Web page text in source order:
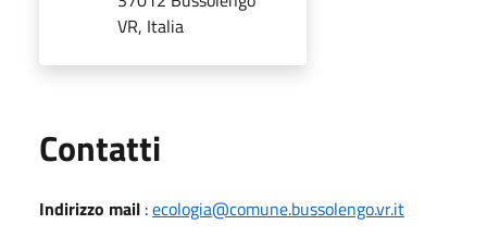
VR, Italia
Contatti
Indirizzo mail :ecologia@comune.bussolengo.vr.it